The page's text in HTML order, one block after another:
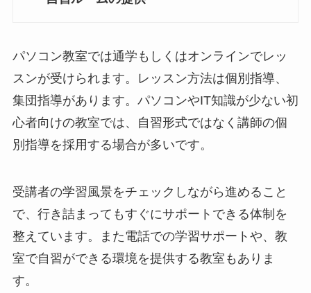
パソコン教室では通学もしくはオンラインでレッ
スンが受けられます。レッスン方法は個別指導、
集団指導があります。パソコンやIT知識が少ない初
心者向けの教室では、自習形式ではなく講師の個
別指導を採用する場合が多いです。
受講者の学習風景をチェックしながら進めること
で、行き詰まってもすぐにサポートできる体制を
整えています。また電話での学習サポートや、教
室で自習ができる環境を提供する教室もありま
す。